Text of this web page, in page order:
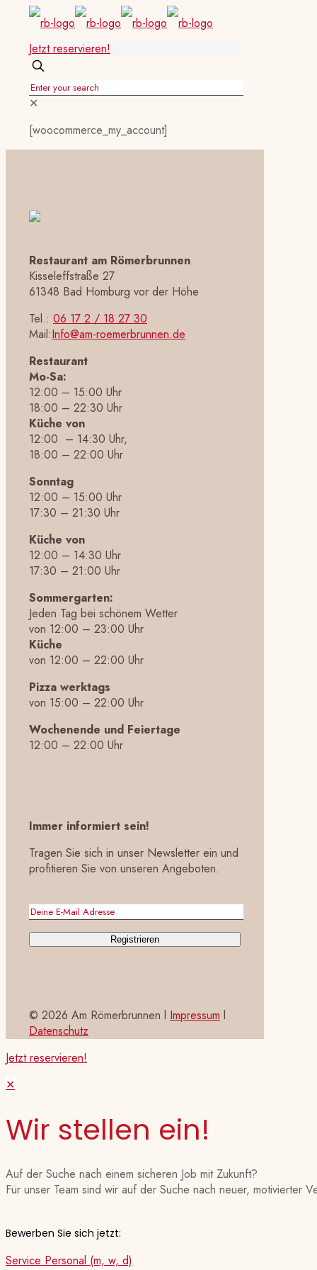
Jetzt reservieren!
✕
[woocommerce_my_account]
Restaurant am Römerbrunnen
Kisseleffstraße 27
61348 Bad Homburg vor der Höhe
Tel.: 06 17 2 / 18 27 30
Mail:Info@am-roemerbrunnen.de
Restaurant
Mo-Sa:
12:00 – 15:00 Uhr
18:00 – 22:30 Uhr
Küche von
12:00 – 14:30 Uhr,
18:00 – 22:00 Uhr
Sonntag
12:00 – 15:00 Uhr
17:30 – 21:30 Uhr
Küche von
12:00 – 14:30 Uhr
17:30 – 21:00 Uhr
Sommergarten:
Jeden Tag bei schönem Wetter
von 12:00 – 23:00 Uhr
Küche
von 12:00 – 22:00 Uhr
Pizza werktags
von 15:00 – 22:00 Uhr
Wochenende und Feiertage
12:00 – 22:00 Uhr
Immer informiert sein!
Tragen Sie sich in unser Newsletter ein und
profitieren Sie von unseren Angeboten.
© 2026 Am Römerbrunnen l Impressum l
Datenschutz
Jetzt reservieren!
✕
Wir stellen ein!
Auf der Suche nach einem sicheren Job mit Zukunft?
Für unser Team sind wir auf der Suche nach neuer, motivierter
Bewerben Sie sich jetzt:
Service Personal (m, w, d)